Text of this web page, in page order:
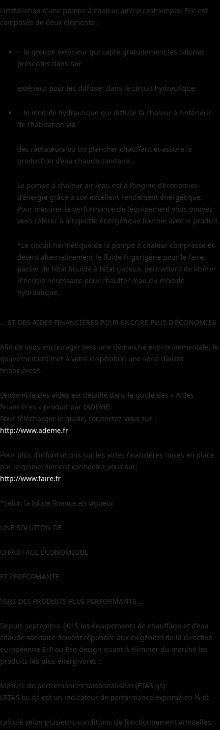
L’installation d’une pompe à chaleur air/eau est simple. Elle est
composée de deux éléments :
- le groupe extérieur qui capte gratuitement les calories
présentes dans l’air
extérieur pour les diffuser dans le circuit hydraulique
- le module hydraulique qui diffuse la chaleur à l’intérieur
de l’habitation via
des radiateurs ou un plancher chauffant et assure la
production d’eau chaude sanitaire.
La pompe à chaleur air /eau est à l’origine d’économies
d’énergie grâce à son excellent rendement énergétique.
Pour mesurer la performance de l’équipement vous pouvez
vous référer à l’étiquette énergétique fournie avec le produit.
*Le circuit hermétique de la pompe à chaleur compresse et
détent alternativement le fluide frigorigène pour le faire
passer de l’état liquide à l’état gazeux, permettant de libérer
l’énergie nécessaire pour chauffer l’eau du module
hydraulique.
... ET DES AIDES FINANCIÈRES POUR ENCORE PLUS D'ÉCONOMIES
Afin de vous encourager vers une démarche environnementale, le
gouvernement met à votre disposition une série d’aides
financières*.
L’ensemble des aides est détaillé dans le guide des « Aides
financières » produit par l’ADEME.
Pour télécharger le guide, connectez-vous sur :
http://www.ademe.fr
Pour plus d’informations sur les aides financières mises en place
par le gouvernement connectez-vous sur:
http://www.faire.fr
*Selon la loi de finance en vigueur
UNE SOLUTION DE
CHAUFFAGE ÉCONOMIQUE
ET PERFORMANTE
VERS DES PRODUITS PLUS PERFORMANTS ...
Depuis septembre 2015 les équipements de chauffage et d’eau
chaude sanitaire doivent répondre aux exigences de la directive
européenne ErP ou Eco-design visant à éliminer du marché les
produits les plus énergivores :
Mesure de performances saisonnalisées (ETAS ŋs)
L’ETAS ou ŋs est un indicateur de performance exprimé en % et
calculé selon plusieurs conditions de fonctionnement annuelles.